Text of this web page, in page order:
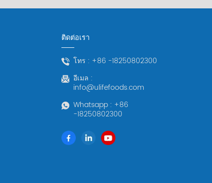
ติดต่อเรา
โทร : +86 -18250802300
อีเมล :
info@ulifefoods.com
Whatsapp : +86
-18250802300